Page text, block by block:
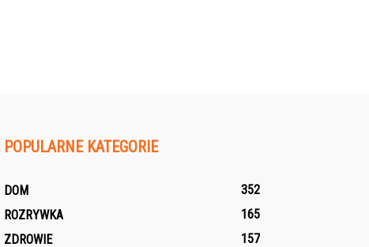
POPULARNE KATEGORIE
DOM
352
ROZRYWKA
165
ZDROWIE
157